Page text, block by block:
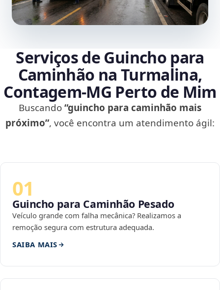
Serviços de Guincho para
Caminhão na Turmalina,
Contagem‑MG Perto de Mim
Buscando“guincho para caminhão mais
próximo”, você encontra um atendimento ágil:
01
Guincho para Caminhão Pesado
Veículo grande com falha mecânica? Realizamos a
remoção segura com estrutura adequada.
SAIBA MAIS